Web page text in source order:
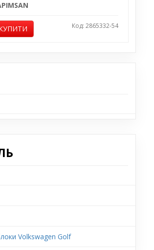
Код: 2865332-54
Volkswagen Golf